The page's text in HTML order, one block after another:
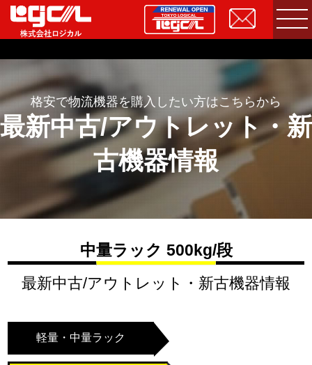
格安で物流機器を購入したい方はこちらから
最新中古/アウトレット・新
古機器情報
中量ラック 500kg/段
最新中古/アウトレット・新古機器情報
軽量・中量ラック